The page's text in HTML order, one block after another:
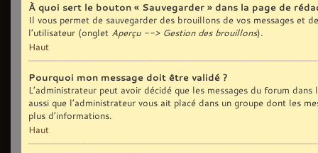
À quoi sert le bouton « Sauvegarder » dans la page de
Il vous permet de sauvegarder des brouillons de vos messages et
l’utilisateur (onglet Aperçu --> Gestion des brouillons).
Haut
Pourquoi mon message doit être validé ?
L’administrateur peut avoir décidé que les messages du forum
aussi que l’administrateur vous ait placé dans un groupe dont les
plus d’informations.
Haut